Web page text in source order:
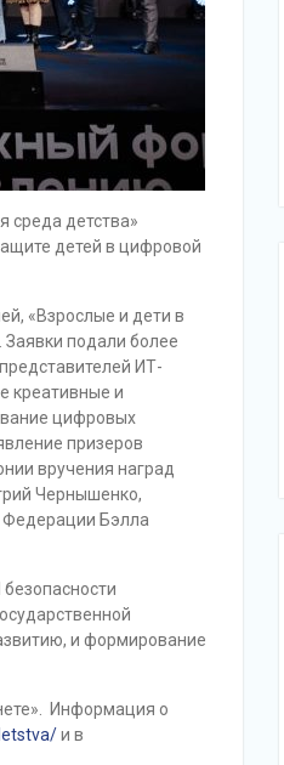
среда детства»
детей в цифровой
«Взрослые и дети в
подали более
ИТ-
креативные и
цифровых
призеров
вручения наград
Чернышенко,
Федерации Бэлла
и формирование
Информация о
и в